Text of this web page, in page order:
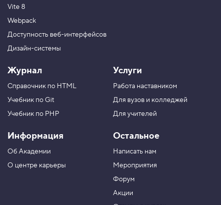
Vite 8
Webpack
Доступность веб-интерфейсов
Дизайн-системы
Журнал
Справочник по HTML
Учебник по Git
Учебник по PHP
Информация
Об Академии
О центре карьеры
Услуги
Работа наставником
Для вузов и колледжей
Для учителей
Остальное
Написать нам
Мероприятия
Форум
Акции